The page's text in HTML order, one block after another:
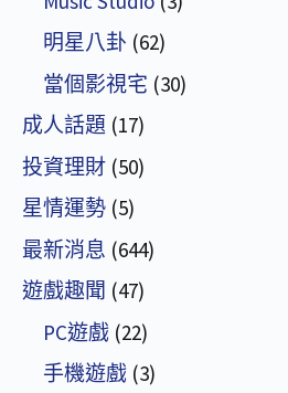
明星八卦 (62)
當個影視宅 (30)
成人話題 (17)
投資理財 (50)
星情運勢 (5)
最新消息 (644)
遊戲趣聞 (47)
PC遊戲 (22)
手機遊戲 (3)